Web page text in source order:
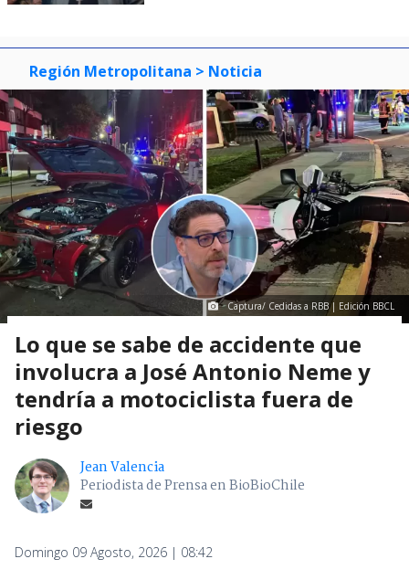
Región Metropolitana > Noticia
Captura/ Cedidas a RBB | Edición BBCL
Lo que se sabe de accidente que
involucra a José Antonio Neme y
tendría a motociclista fuera de
riesgo
Jean Valencia
Periodista de Prensa en BioBioChile
Domingo 09 Agosto, 2026 | 08:42